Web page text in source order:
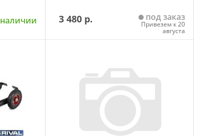
3 480 р. под заказ
Привезем к 20
августа